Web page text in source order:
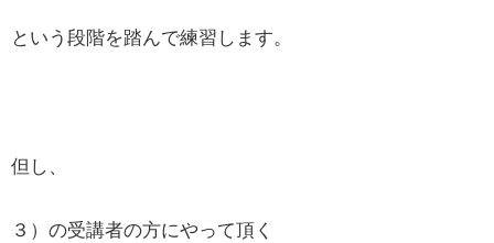
という段階を踏んで練習します。
但し、
３）の受講者の方にやって頂く